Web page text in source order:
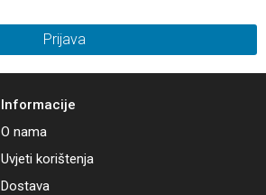
Prijava
Informacije
O nama
Uvjeti korištenja
Dostava